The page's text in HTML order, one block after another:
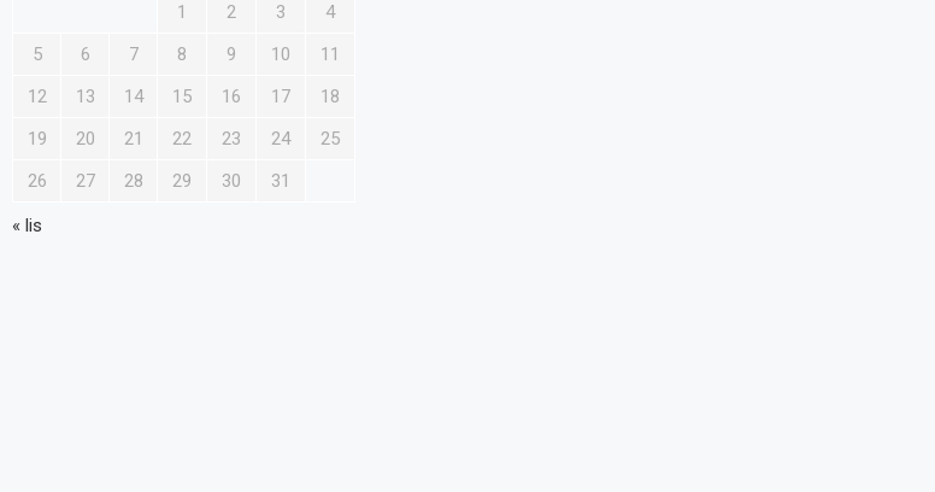
1 2 3
4
5
6 7 8 9 10
11
12
13 14 15 16 17
18
19
20 21 22 23 24
25
26
27 28 29 30 31
« lis